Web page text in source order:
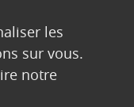
les
sur vous.
notre
protection de
de la
canin